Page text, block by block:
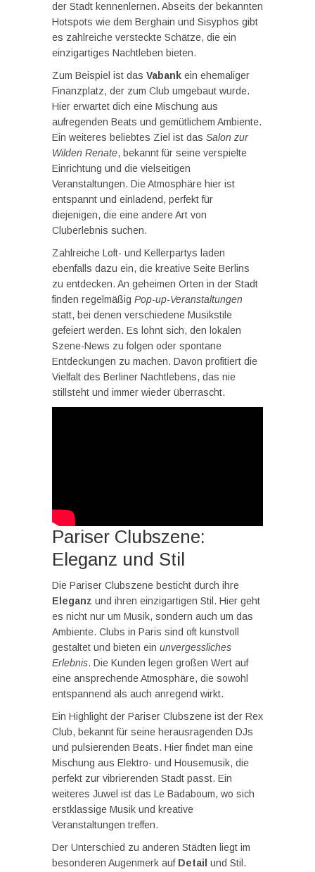
der Stadt kennenlernen. Abseits der bekannten
Hotspots wie dem Berghain und Sisyphos gibt
es zahlreiche versteckte Schätze, die ein
einzigartiges Nachtleben bieten.
Zum Beispiel ist das Vabank ein ehemaliger
Finanzplatz, der zum Club umgebaut wurde.
Hier erwartet dich eine Mischung aus
aufregenden Beats und gemütlichem Ambiente.
Ein weiteres beliebtes Ziel ist das Salon zur
Wilden Renate, bekannt für seine verspielte
Einrichtung und die vielseitigen
Veranstaltungen. Die Atmosphäre hier ist
entspannt und einladend, perfekt für
diejenigen, die eine andere Art von
Cluberlebnis suchen.
Zahlreiche Loft- und Kellerpartys laden
ebenfalls dazu ein, die kreative Seite Berlins
zu entdecken. An geheimen Orten in der Stadt
finden regelmäßig Pop-up-Veranstaltungen
statt, bei denen verschiedene Musikstile
gefeiert werden. Es lohnt sich, den lokalen
Szene-News zu folgen oder spontane
Entdeckungen zu machen. Davon profitiert die
Vielfalt des Berliner Nachtlebens, das nie
stillsteht und immer wieder überrascht.
Pariser Clubszene:
Eleganz und Stil
Die Pariser Clubszene besticht durch ihre
Eleganz und ihren einzigartigen Stil. Hier geht
es nicht nur um Musik, sondern auch um das
Ambiente. Clubs in Paris sind oft kunstvoll
gestaltet und bieten ein unvergessliches
Erlebnis. Die Kunden legen großen Wert auf
eine ansprechende Atmosphäre, die sowohl
entspannend als auch anregend wirkt.
Ein Highlight der Pariser Clubszene ist der Rex
Club, bekannt für seine herausragenden DJs
und pulsierenden Beats. Hier findet man eine
Mischung aus Elektro- und Housemusik, die
perfekt zur vibrierenden Stadt passt. Ein
weiteres Juwel ist das Le Badaboum, wo sich
erstklassige Musik und kreative
Veranstaltungen treffen.
Der Unterschied zu anderen Städten liegt im
besonderen Augenmerk auf Detail und Stil.